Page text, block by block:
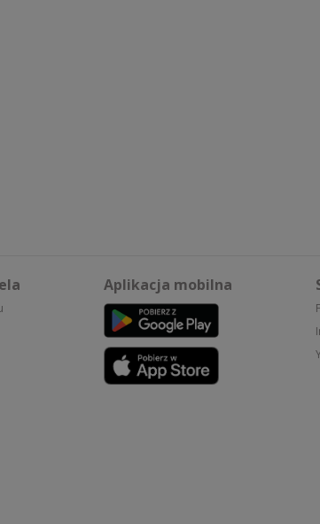
Aplikacja mobilna